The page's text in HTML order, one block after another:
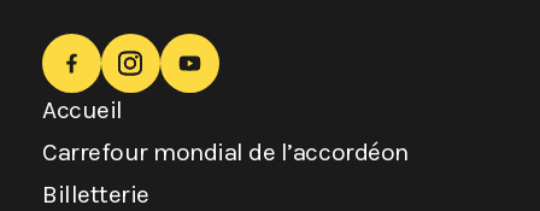
Accueil
Carrefour mondial de l’accordéon
Billetterie